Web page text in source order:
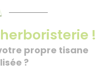
!
propre tisane
?